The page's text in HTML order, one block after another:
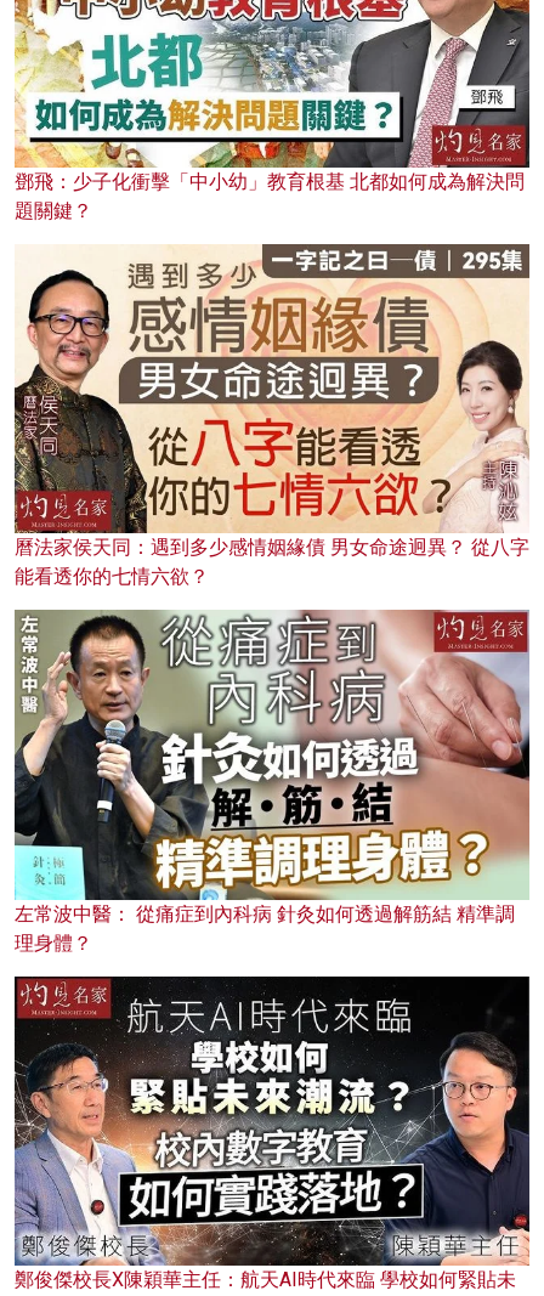
鄧飛：少子化衝擊「中小幼」教育根基 北都如何成為解決問
題關鍵？
曆法家侯天同：遇到多少感情姻緣債 男女命途迥異？ 從八字
能看透你的七情六欲？
左常波中醫： 從痛症到內科病 針灸如何透過解筋結 精準調
理身體？
鄭俊傑校長X陳穎華主任：航天AI時代來臨 學校如何緊貼未